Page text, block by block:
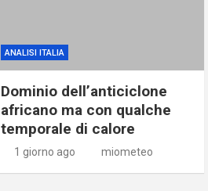
ANALISI ITALIA
Dominio dell’anticiclone
africano ma con qualche
temporale di calore
1 giorno ago miometeo